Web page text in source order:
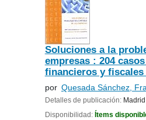
Soluciones a la
empresas : 204
financieros y
por Quesada Sánchez,
Detalles de publicación:
Disponibilidad: Ítems